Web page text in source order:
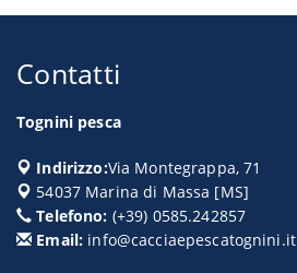
Contatti
Tognini pesca
Indirizzo:Via Montegrappa, 71
54037 Marina di Massa [MS]
Telefono: (+39) 0585.242857
Email: info@cacciaepescatognini.it